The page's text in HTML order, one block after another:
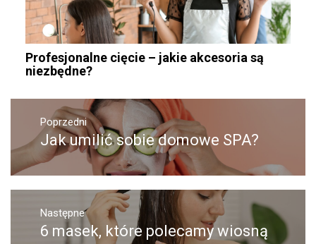
Profesjonalne cięcie – jakie akcesoria są
niezbędne?
Nawigacja
wpisuPoprzedni
Poprzedni
wpis:
Jak umilić sobie domowe SPA?
Następne
Następny
6 masek, które polecamy wiosną